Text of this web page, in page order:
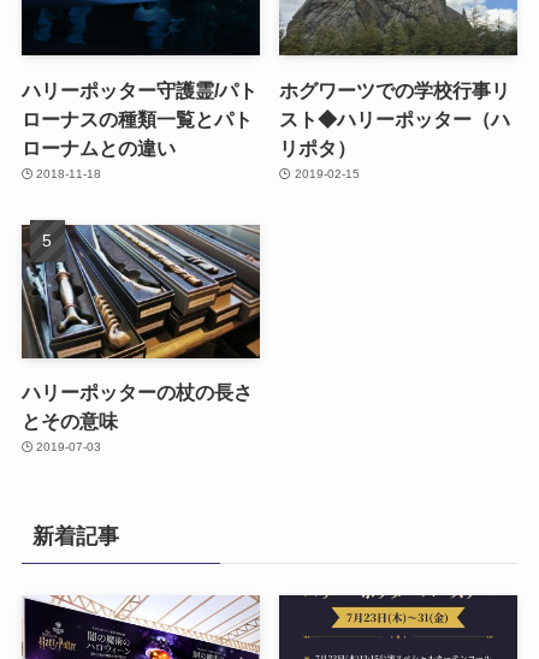
ハリーポッター守護霊/パト
ローナスの種類一覧とパト
ローナムとの違い
2018-11-18
ホグワーツでの学校行事リ
スト◆ハリーポッター（ハ
リポタ）
2019-02-15
ハリーポッターの杖の長さ
とその意味
2019-07-03
新着記事